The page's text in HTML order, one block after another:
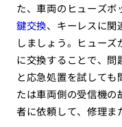
た、車両のヒューズボ
鍵交換、キーレスに関
しましょう。ヒュー
に交換することで、
と応急処置を試して
たは車両側の受信機
者に依頼して、修理ま